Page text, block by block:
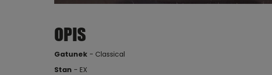
OPIS
Gatunek- Classical
Stan - EX